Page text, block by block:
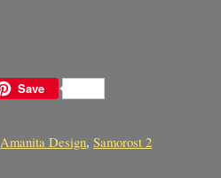
Save
Amanita Design, Samorost 2